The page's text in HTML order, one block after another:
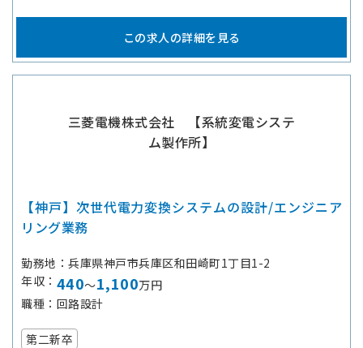
この求人の詳細を見る
三菱電機株式会社 【系統変電システ
ム製作所】
【神戸】次世代電力変換システムの設計/エンジニア
リング業務
勤務地
兵庫県神戸市兵庫区和田崎町1丁目1-2
年収
440～1,100万円
職種
回路設計
第二新卒